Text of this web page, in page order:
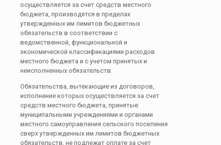
осуществляется за счет средств местного
бюджета, производятся в пределах
утвержденных им лимитов бюджетных
обязательств в соответствии с
ведомственной, функциональной и
экономической классификациями расходов
местного бюджета и с учетом принятых и
неисполненных обязательств.
Обязательства, вытекающие из договоров,
исполнение которых осуществляется за счет
средств местного бюджета, принятые
муниципальными учреждениями и органами
местного самоуправления сельского поселения
сверх утвержденных им лимитов бюджетных
обязательств, не подлежат оплате за счет